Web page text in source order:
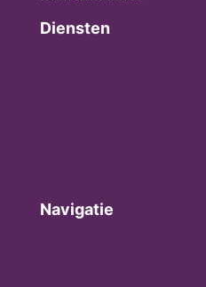
Diensten
Navigatie